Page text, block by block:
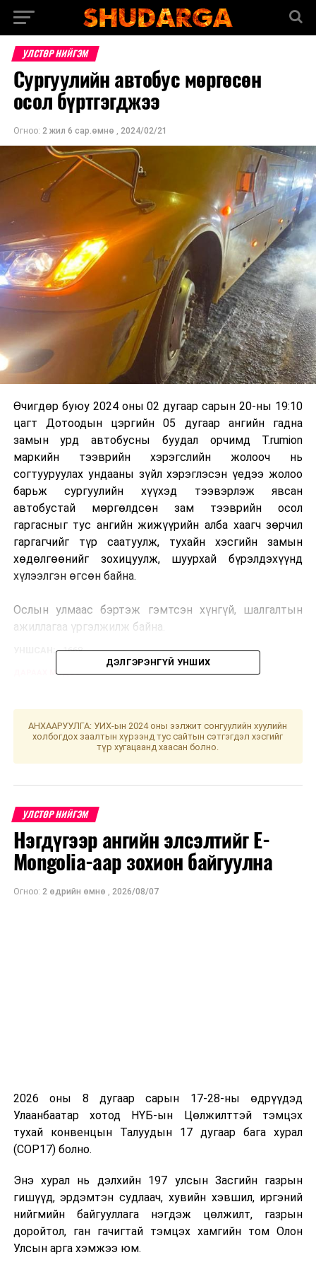
УЛСТӨР НИЙГЭМ
Сургуулийн автобус мөргөсөн
осол бүртгэгджээ
Огноо: 2 жил 6 сар.өмнө , 2024/02/21
Өчигдөр буюу 2024 оны 02 дугаар сарын 20-ны 19:10
цагт Дотоодын цэргийн 05 дугаар ангийн гадна
замын урд автобусны буудал орчимд T.rumion
маркийн тээврийн хэрэгслийн жолооч нь
согтууруулах ундааны зүйл хэрэглэсэн үедээ жолоо
барьж сургуулийн хүүхэд тээвэрлэж явсан
автобустай мөргөлдсөн зам тээврийн осол
гаргасныг тус ангийн жижүүрийн алба хаагч зөрчил
гаргагчийг түр саатуулж, тухайн хэсгийн замын
хөдөлгөөнийг зохицуулж, шуурхай бүрэлдэхүүнд
хүлээлгэн өгсөн байна.
Ослын улмаас бэртэж гэмтсэн хүнгүй, шалгалтын
ажиллагаа үргэлжилж байна.
1668
ДАРААХ МЭДЭЭ
ӨМНӨХ МЭДЭЭ
Шатахууны хангамжийг тогтвортой байлгах талаар ОХУ,
Монгол Улсын Засгийн газар хоорондын хэлэлцээр
байгуулна
ДЭЛГЭРЭНГҮЙ УНШИХ
АНХААРУУЛГА: УИХ-ын 2024 оны ээлжит сонгуулийн хуулийн
холбогдох заалтын хүрээнд тус сайтын сэтгэгдэл хэсгийг
түр хугацаанд хаасан болно.
УЛСТӨР НИЙГЭМ
Нэгдүгээр ангийн элсэлтийг E-
Mongolia-аар зохион байгуулна
Огноо: 2 өдрийн өмнө , 2026/08/07
2026 оны 8 дугаар сарын 17-28-ны өдрүүдэд
Улаанбаатар хотод НҮБ-ын Цөлжилттэй тэмцэх
тухай конвенцын Талуудын 17 дугаар бага хурал
(COP17) болно.
Энэ хурал нь дэлхийн 197 улсын Засгийн газрын
гишүүд, эрдэмтэн судлаач, хувийн хэвшил, иргэний
нийгмийн байгууллага нэгдэж цөлжилт, газрын
доройтол, ган гачигтай тэмцэх хамгийн том Олон
Улсын арга хэмжээ юм.